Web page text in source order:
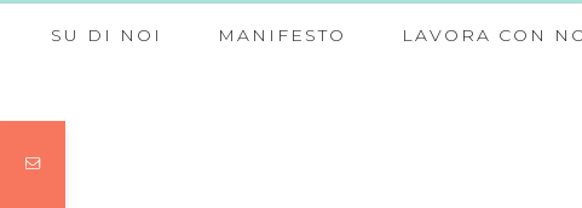
SU DI NOI MANIFESTO LAVORA CON